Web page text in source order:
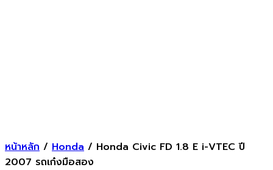
หน้าหลัก / Honda / Honda Civic FD 1.8 E i-VTEC ปี
2007 รถเก๋งมือสอง